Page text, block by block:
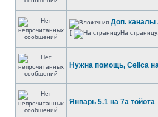
Доп. каналы
[ На страницу:
Нужна помощь, Celica
Январь 5.1 на 7а тойота